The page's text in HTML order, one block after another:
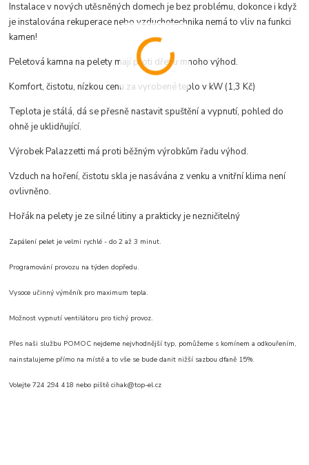
Instalace v nových utěsněných domech je bez problému, dokonce i když
je instalována rekuperace nebo vzduchotechnika nemá to vliv na funkci
kamen!
Peletová kamna na pelety mají proti dřevu mnoho výhod.
Komfort, čistotu, nízkou cenu za vyrobené teplo v kW (1,3 Kč)
Teplota je stálá, dá se přesně nastavit spuštění a vypnutí, pohled do
ohně je uklidňující.
Výrobek Palazzetti má proti běžným výrobkům řadu výhod.
Vzduch na hoření, čistotu skla je nasávána z venku a vnitřní klima není
ovlivněno.
Hořák na pelety je ze silné litiny a prakticky je nezničitelný
Zapálení pelet je velmi rychlé - do 2 až 3 minut.
Programování provozu na týden dopředu.
Vysoce učinný výměník pro maximum tepla.
Možnost vypnutí ventilátoru pro tichý provoz.
Přes naši službu POMOC nejdeme nejvhodnější typ, pomůžeme s komínem a odkouřením,
nainstalujeme přímo na místě a to vše se bude danit nižší sazbou dfaně 15%.
Volejte 724 294 418 nebo piště cihak@top-el.cz